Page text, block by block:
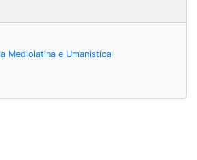
Mediolatina e Umanistica